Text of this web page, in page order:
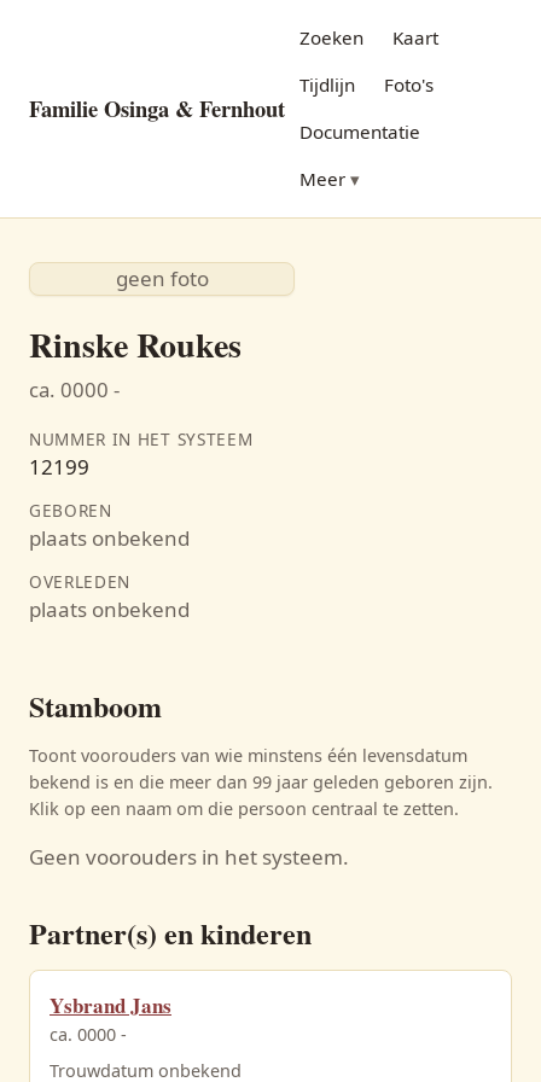
Familie Osinga & Fernhout
Zoeken
Kaart
Tijdlijn
Foto's
Documentatie
Meer
geen foto
Rinske Roukes
ca. 0000 -
NUMMER IN HET SYSTEEM
12199
GEBOREN
plaats onbekend
OVERLEDEN
plaats onbekend
Stamboom
Toont voorouders van wie minstens één levensdatum
bekend is en die meer dan 99 jaar geleden geboren zijn.
Klik op een naam om die persoon centraal te zetten.
Geen voorouders in het systeem.
Partner(s) en kinderen
Ysbrand Jans
ca. 0000 -
Trouwdatum onbekend